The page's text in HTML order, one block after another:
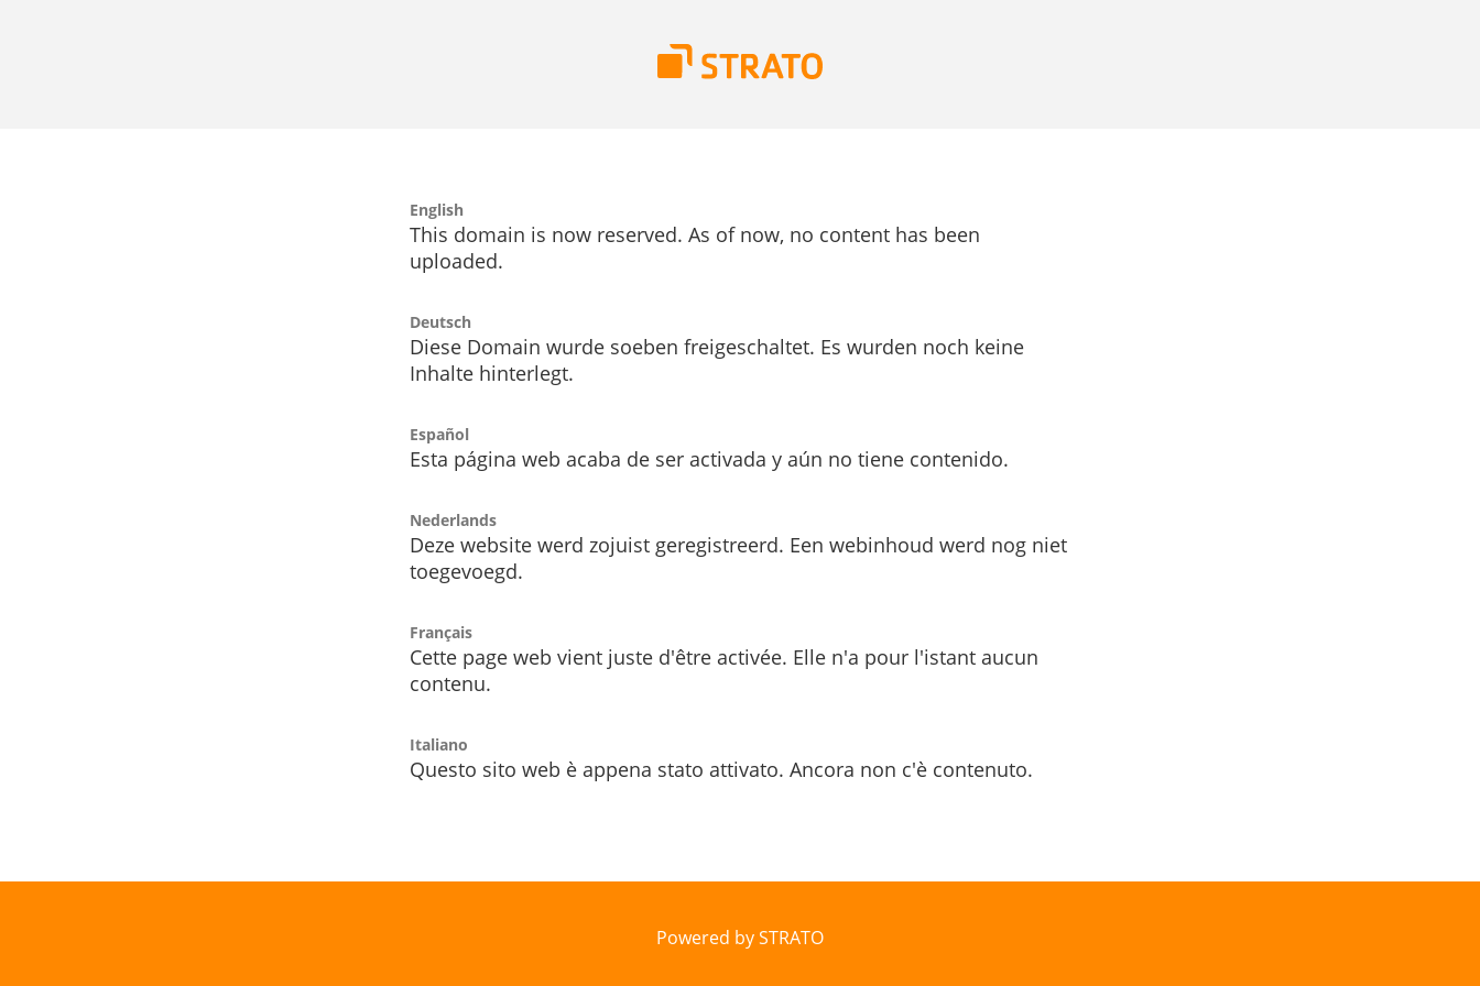
English
This domain is now reserved. As of now, no content has been
uploaded.
Deutsch
Diese Domain wurde soeben freigeschaltet. Es wurden noch keine
Inhalte hinterlegt.
Español
Esta página web acaba de ser activada y aún no tiene contenido.
Nederlands
Deze website werd zojuist geregistreerd. Een webinhoud werd nog niet
toegevoegd.
Français
Cette page web vient juste d'être activée. Elle n'a pour l'istant aucun
contenu.
Italiano
Questo sito web è appena stato attivato. Ancora non c'è contenuto.
Powered by STRATO